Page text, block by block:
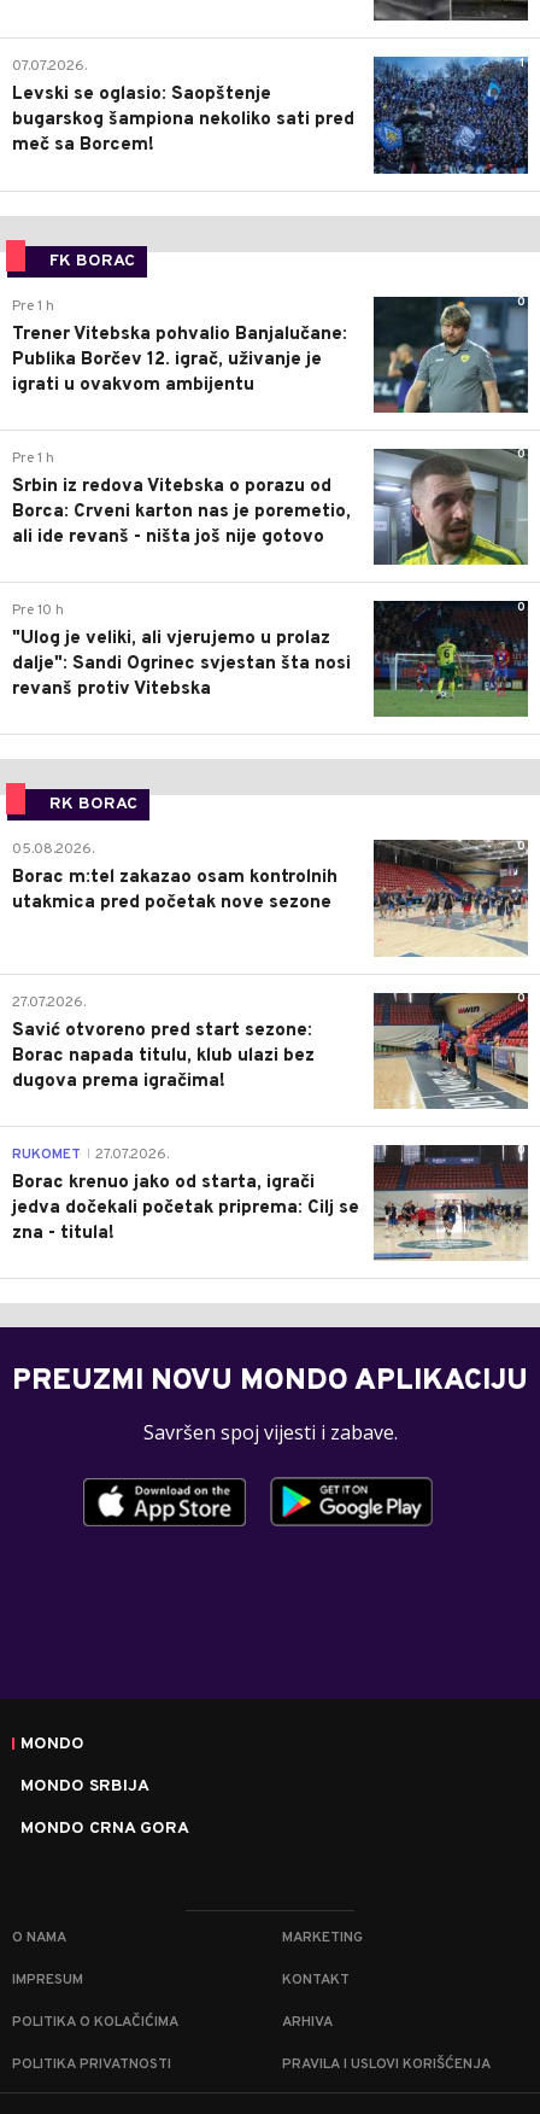
1
07.07.2026.
Levski se oglasio: Saopštenje
bugarskog šampiona nekoliko sati pred
meč sa Borcem!
FK BORAC
0
Pre 1 h
Trener Vitebska pohvalio Banjalučane:
Publika Borčev 12. igrač, uživanje je
igrati u ovakvom ambijentu
0
Pre 1 h
Srbin iz redova Vitebska o porazu od
Borca: Crveni karton nas je poremetio,
ali ide revanš - ništa još nije gotovo
0
Pre 10 h
"Ulog je veliki, ali vjerujemo u prolaz
dalje": Sandi Ogrinec svjestan šta nosi
revanš protiv Vitebska
RK BORAC
0
05.08.2026.
Borac m:tel zakazao osam kontrolnih
utakmica pred početak nove sezone
0
27.07.2026.
Savić otvoreno pred start sezone:
Borac napada titulu, klub ulazi bez
dugova prema igračima!
0
RUKOMET 27.07.2026.
Borac krenuo jako od starta, igrači
jedva dočekali početak priprema: Cilj se
zna - titula!
PREUZMI NOVU MONDO APLIKACIJU
Savršen spoj vijesti i zabave.
MONDO
MONDO SRBIJA
MONDO CRNA GORA
O NAMA MARKETING
IMPRESUM KONTAKT
POLITIKA O KOLAČIĆIMA ARHIVA
POLITIKA PRIVATNOSTI PRAVILA I USLOVI KORIŠĆENJA